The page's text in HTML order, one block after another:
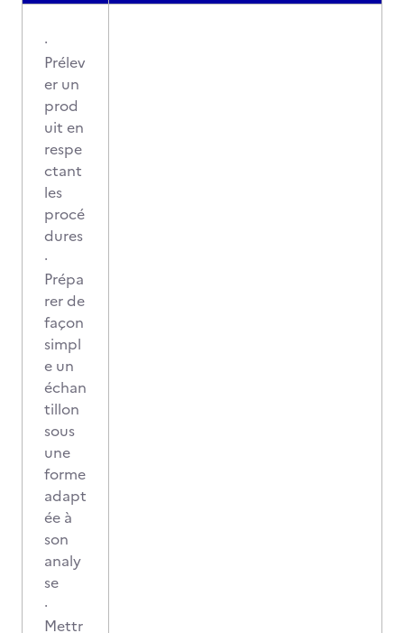
·
Prélev
er un
prod
uit en
respe
ctant
les
procé
dures
·
Prépa
rer de
façon
simpl
e un
échan
tillon
sous
une
forme
adapt
ée à
son
analy
se
·
Mettr